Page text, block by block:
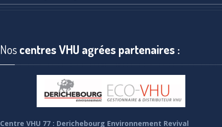
Noscentres VHU agrées partenaires :
Centre VHU 77 : Derichebourg Environnement Revival